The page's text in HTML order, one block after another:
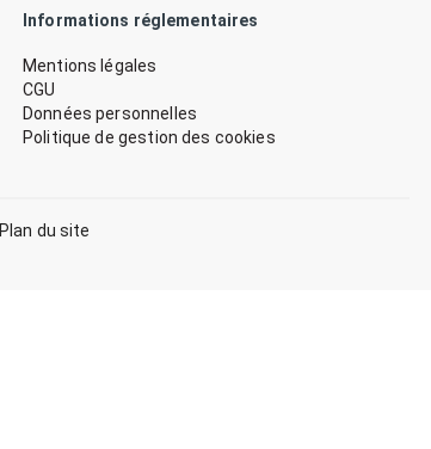
Informations réglementaires
Mentions légales
CGU
Données personnelles
Politique de gestion des cookies
Plan du site